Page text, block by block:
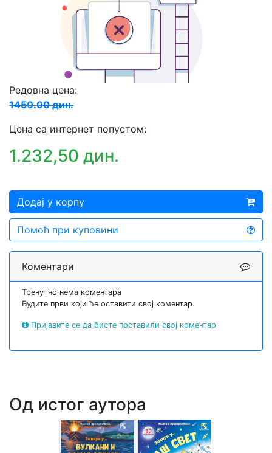
Редовна цена:
1450.00 дин.
Цена са интернет попустом:
1.232,50 дин.
Додај у корпу
Помоћ при куповини
Коментари
Тренутно нема коментара
Будите први који ће оставити свој коментар.
Пријавите се да бисте поставили свој коментар
Од истог аутора